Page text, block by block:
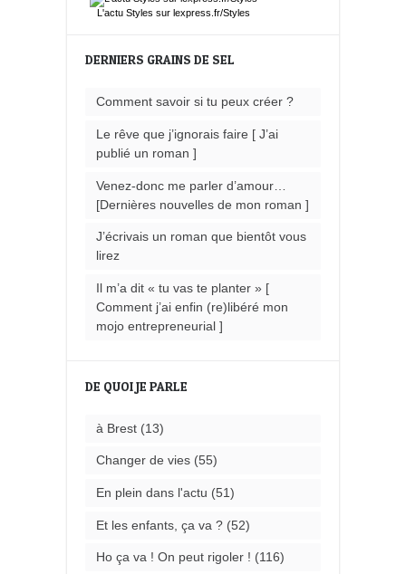
L'actu Styles sur lexpress.fr/Styles
DERNIERS GRAINS DE SEL
Comment savoir si tu peux créer ?
Le rêve que j’ignorais faire [ J’ai
publié un roman ]
Venez-donc me parler d’amour…
[Dernières nouvelles de mon roman ]
J’écrivais un roman que bientôt vous
lirez
Il m’a dit « tu vas te planter » [
Comment j’ai enfin (re)libéré mon
mojo entrepreneurial ]
DE QUOI JE PARLE
à Brest(13)
Changer de vies(55)
En plein dans l'actu (51)
Et les enfants, ça va ?(52)
Ho ça va ! On peut rigoler ! (116)